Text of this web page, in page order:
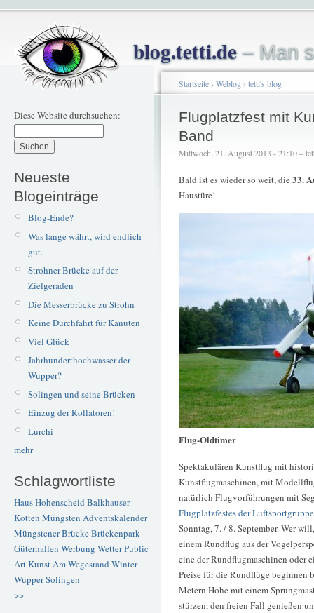
blog.tetti.de– Man
Diese Website durchsuchen:
Neueste
Blogeinträge
Blog-Ende?
Was lange währt, wird endlich
gut.
Strohner Brücke auf der
Zielgeraden
Die Messerbrücke zu Strohn
Keine Durchfahrt für Kanuten
Viel Glück
Jahrhunderthochwasser der
Wupper?
Solingen und seine Brücken
Einzug der Rollatoren!
Lurchi
mehr
Schlagwortliste
Haus Hohenscheid Balkhauser
Kotten Müngsten Adventskalender
Müngstener BrückeBrückenpark
Güterhallen Werbung WetterPublic
ArtKunstAm Wegesrand Winter
WupperSolingen
>>
Startseite› Weblog› tetti's blog
Flugplatzfest mit
Band
Mittwoch, 21. August 2013 - 21:10 –
Bald ist es wieder so weit, die 33.
Haustüre!
Flug-Oldtimer
Spektakulären Kunstflug mit
Kunstflugmaschinen, mit
natürlich Flugvorführungen mit
Flugplatzfestes der
Sonntag, 7. / 8. September. Wer
einem Rundflug aus der
eine der Rundflugmaschinen oder
Preise für die Rundflüge
Metern Höhe mit einem
stürzen, den freien Fall genießen